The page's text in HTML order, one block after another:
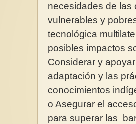
necesidades de las
vulnerables y
tecnológica
posibles impactos
Considerar y
adaptación y las
conocimientos
o Asegurar el
para superar las